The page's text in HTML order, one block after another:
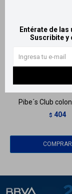
Entérate de
Suscribite y
Pibe´s Club
$ 404